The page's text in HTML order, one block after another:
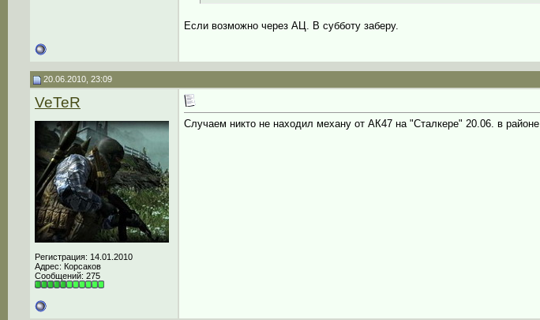
Если возможно через АЦ. В субботу заберу.
20.06.2010, 23:09
VeTeR
Регистрация: 14.01.2010
Адрес: Корсаков
Сообщений: 275
Случаем никто не находил механу от АК47 на "Сталкере" 20.06. в